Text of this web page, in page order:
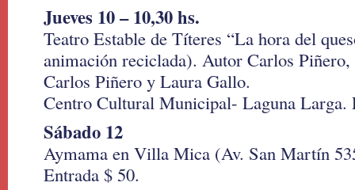
Jueves 10 – 10,30 hs.
Teatro Estable de Títeres “La hora del
animación reciclada). Autor Carlos
Carlos Piñero y Laura Gallo.
Centro Cultural Municipal- Laguna Larga.
Sábado 12
Aymama en Villa Mica (Av. San Martín
Entrada $ 50.